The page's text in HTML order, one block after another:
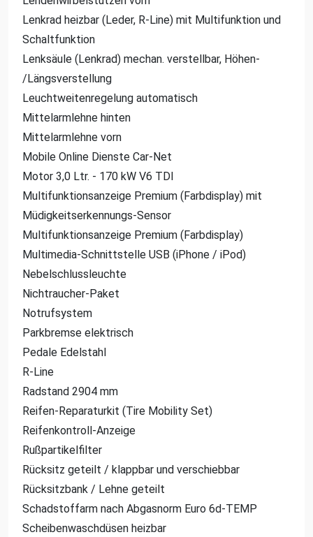
Lenkrad heizbar (Leder, R-Line) mit Multifunktion und
Schaltfunktion
Lenksäule (Lenkrad) mechan. verstellbar, Höhen-
/Längsverstellung
Leuchtweitenregelung automatisch
Mittelarmlehne hinten
Mittelarmlehne vorn
Mobile Online Dienste Car-Net
Motor 3,0 Ltr. - 170 kW V6 TDI
Multifunktionsanzeige Premium (Farbdisplay) mit
Müdigkeitserkennungs-Sensor
Multifunktionsanzeige Premium (Farbdisplay)
Multimedia-Schnittstelle USB (iPhone / iPod)
Nebelschlussleuchte
Nichtraucher-Paket
Notrufsystem
Parkbremse elektrisch
Pedale Edelstahl
R-Line
Radstand 2904 mm
Reifen-Reparaturkit (Tire Mobility Set)
Reifenkontroll-Anzeige
Rußpartikelfilter
Rücksitz geteilt / klappbar und verschiebbar
Rücksitzbank / Lehne geteilt
Schadstoffarm nach Abgasnorm Euro 6d-TEMP
Scheibenwaschdüsen heizbar